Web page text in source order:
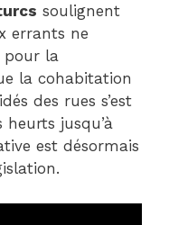
soulignent
errants ne
pour la
la cohabitation
des rues s’est
jusqu’à
est désormais